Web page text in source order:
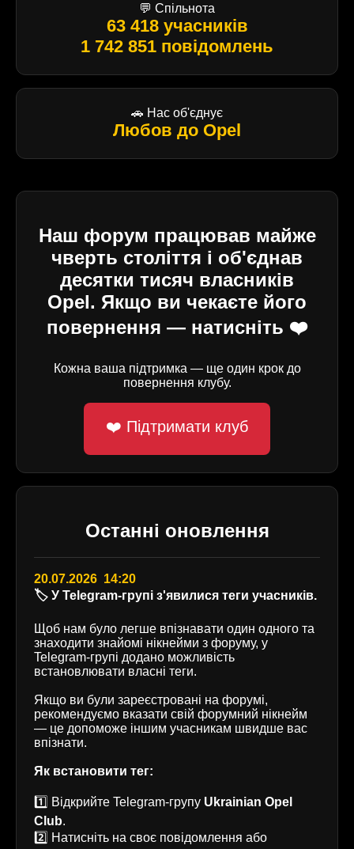
💬 Спільнота
63 418 учасників
1 742 851 повідомлень
🚗 Нас об'єднує
Любов до Opel
Наш форум працював майже
чверть століття і об'єднав
десятки тисяч власників
Opel. Якщо ви чекаєте його
повернення — натисніть ❤️
Кожна ваша підтримка — ще один крок до
повернення клубу.
❤️ Підтримати клуб
Останні оновлення
20.07.2026 14:20
🏷️ У Telegram-групі з'явилися теги учасників.
Щоб нам було легше впізнавати один одного та
знаходити знайомі нікнейми з форуму, у
Telegram-групі додано можливість
встановлювати власні теги.
Якщо ви були зареєстровані на форумі,
рекомендуємо вказати свій форумний нікнейм
— це допоможе іншим учасникам швидше вас
впізнати.
Як встановити тег:
1️⃣ Відкрийте Telegram-групу Ukrainian Opel
Club.
2️⃣ Натисніть на своє повідомлення або